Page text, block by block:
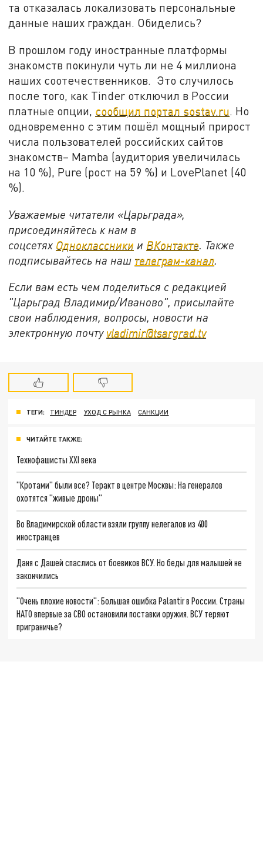
та отказалась локализовать персональные
данные наших граждан. Обиделись?
В прошлом году иностранные платформы
знакомств покинули чуть ли не 4 миллиона
наших соотечественников. Это случилось
после того, как Tinder отключил в России
платные опции, сообщил портал sostav.ru. Но
одновременно с этим пошёл мощный прирост
числа пользователей российских сайтов
знакомств– Mamba (аудитория увеличилась
на 10 %), Pure (рост на 59 %) и LovePlanet (40
%).
Уважаемые читатели «Царьграда»,
присоединяйтесь к нам в
соцсетях Одноклассники и ВКонтакте . Также
подписывайтесь на наш телеграм-канал
Если вам есть чем поделиться с редакцией
"Царьград Владимир/Иваново", присылайте
свои наблюдения, вопросы, новости на
электронную почту vladimir@tsargrad.tv
ТЕГИ: ТИНДЕР УХОД С РЫНКА САНКЦИИ
ЧИТАЙТЕ ТАКЖЕ:
Технофашисты XXI века
"Кротами" были все? Теракт в центре Москвы: На генералов
охотятся "живые дроны"
Во Владимирской области взяли группу нелегалов из 400
иностранцев
Даня с Дашей спаслись от боевиков ВСУ. Но беды для малышей не
закончились
"Очень плохие новости": Большая ошибка Palantir в России. Страны
НАТО впервые за СВО остановили поставки оружия. ВСУ теряют
приграничье?